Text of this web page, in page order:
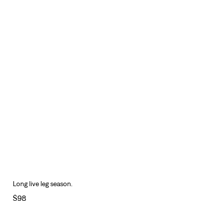
Long live leg season.
$98